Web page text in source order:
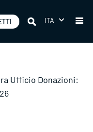
ITA
Ufficio Donazioni: